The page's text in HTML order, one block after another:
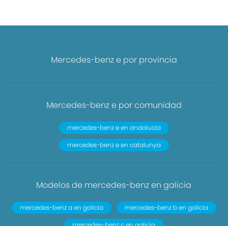
Mercedes-benz e por provincia
Mercedes-benz e por comunidad
mercedes-benz e en andalucía
mercedes-benz e en catalunya
Modelos de mercedes-benz en galicia
mercedes-benz a en galicia
mercedes-benz b en galicia